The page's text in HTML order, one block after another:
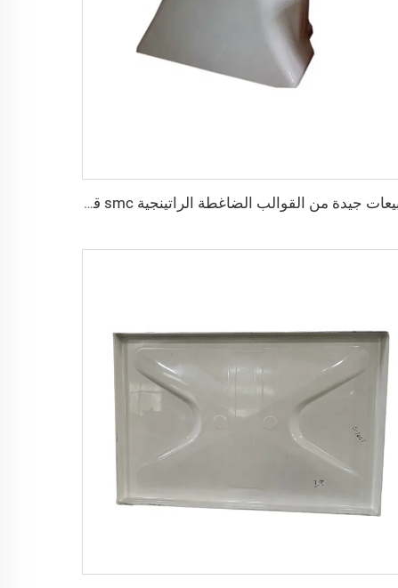
مبيعات جيدة من القوالب الضاغطة الراتينجية smc قالب الغطاء الآلي